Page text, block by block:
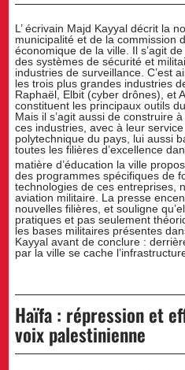
L’ écrivain Majd Kayyal décrit la
municipalité et de la commission
économique de la ville. Il s’agit
des systèmes de sécurité et
industries de surveillance. C’est
les trois plus grandes industries
Raphaël, Elbit (cyber drônes), et
constituent les principaux outils
Mais il s’agit aussi de construire
ces industries, avec à leur service
polytechnique du pays, lui aussi
toutes les filières d’excellence
matière d’éducation la ville
des programmes spécifiques de
technologies de ces entreprises,
aviation militaire. La presse
nouvelles filières, et souligne
pratiques et pas seulement
les bases militaires présentes
Kayyal avant de conclure :
par la ville se cache
Haïfa : répression et
voix palestinienne